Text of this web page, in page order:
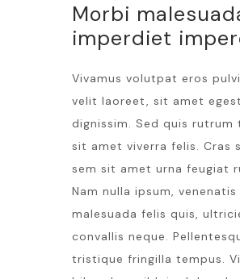
Morbi
imperdiet
Vivamus volutpat eros
velit laoreet, sit amet
dignissim. Sed quis rutrum
sit amet viverra felis. Cras
sem sit amet urna feugiat
Nam nulla ipsum, venenatis
malesuada felis quis,
convallis neque.
tristique fringilla tempus.